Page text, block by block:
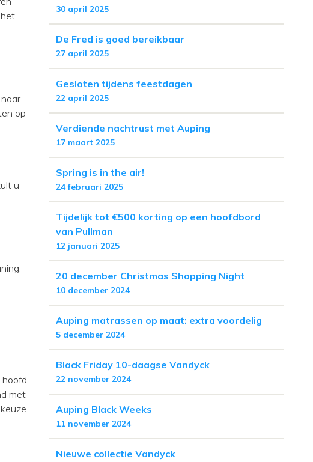
op
u
hoofd
met
30 april 2025
De Fred is goed bereikbaar
27 april 2025
Gesloten tijdens feestdagen
22 april 2025
Verdiende nachtrust met Auping
17 maart 2025
Spring is in the air!
24 februari 2025
Tijdelijk tot €500 korting op een hoofdbord
van Pullman
12 januari 2025
20 december Christmas Shopping Night
10 december 2024
Auping matrassen op maat: extra voordelig
5 december 2024
Black Friday 10-daagse Vandyck
22 november 2024
Auping Black Weeks
11 november 2024
Nieuwe collectie Vandyck